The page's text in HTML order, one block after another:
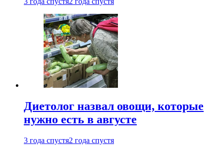
Диетолог назвал овощи, которые
нужно есть в августе
3 года спустя2 года спустя